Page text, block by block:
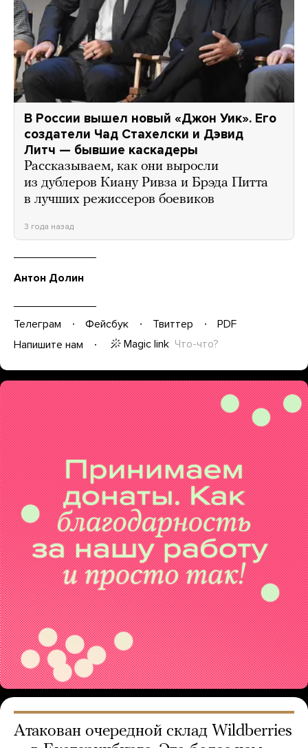
В России вышел новый «Джон Уик». Его
создатели Чад Стахелски и Дэвид
Литч — бывшие каскадеры
Рассказываем, как они выросли
из дублеров Киану Ривза и Брэда Питта
в лучших режиссеров боевиков
3 года назад
Антон Долин
Телеграм Фейсбук Твиттер
PDF
Напишите нам
Magic link Что-что?
Атакован очередной склад Wildberries